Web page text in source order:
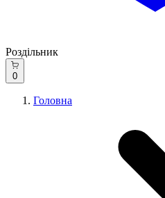
Роздільник
0
Головна